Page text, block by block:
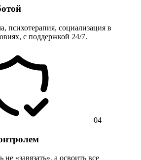
психотерапия, социализация в
с поддержкой 24/7.
04
«завязать», а освоить все